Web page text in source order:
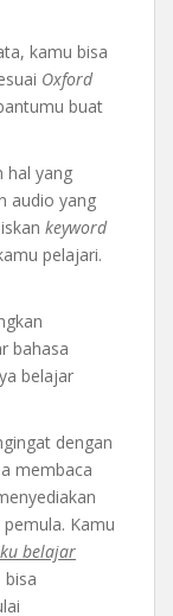
kamu bisa
Oxford
buat
hal yang
audio yang
keyword
pelajari.
bahasa
belajar
dengan
membaca
Kamu
belajar
bisa